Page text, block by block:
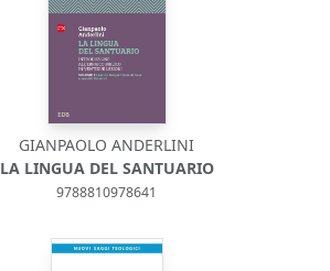
GIANPAOLO ANDERLINI
LA LINGUA DEL SANTUARIO
9788810978641